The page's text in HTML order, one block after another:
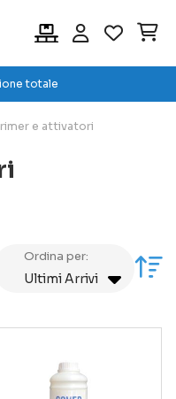
totale
e attivatori
Ordina per: